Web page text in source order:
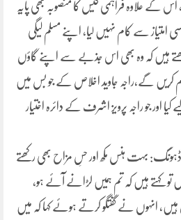
کے علاوہ فراہمی گیس کا منصوبہ بھی پایہ
امتیاز سے کام نہیں لیا، اپنے مسلم لیگی
ہیں کہ وہ بھی اس جذبے سے اپنے گاؤں
گے،راجہ جاوید اخلاص کے جو بس میں
اور جو راجہ پرویز اشرف کے دائرہ اختیار
ڈہونگ: بہت ہنس مکھ اور حسِ مزاح بھی رکھتے
کہتے ہیں کہ تم ہمیں لڑانے آئے ہو،
انہوں نے گفتگو کرتے ہوئے کہا کہ میں